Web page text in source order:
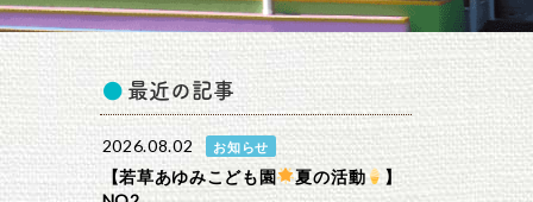
最近の記事
2026.08.02 お知らせ
【若草あゆみこども園 夏の活動
】